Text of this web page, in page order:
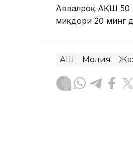
Аввалроқ АҚШ 50
миқдори 20 минг
АҚШ Молия